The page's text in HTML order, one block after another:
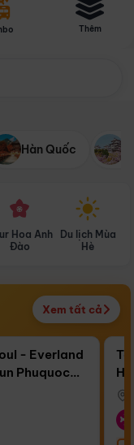
Thêm
Hàn Quốc
Hoa Anh
Đào
Du lịch Mùa
Hè
Xem tất cả
Điểm nổi bật
- Everland
Phuquoc